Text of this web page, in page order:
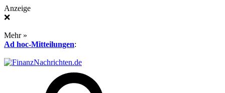
Anzeige
❌
Mehr »
Ad hoc-Mitteilungen: